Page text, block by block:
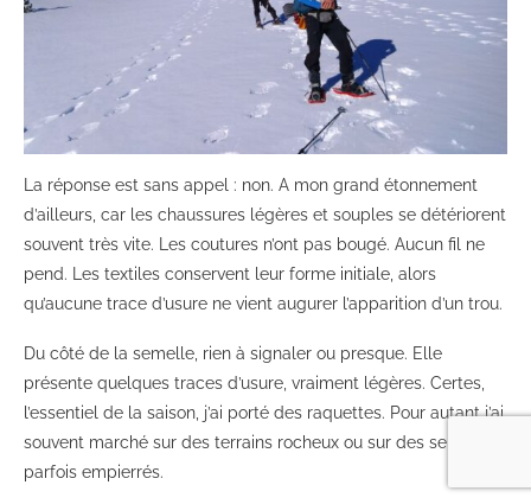
La réponse est sans appel : non. A mon grand étonnement
d’ailleurs, car les chaussures légères et souples se détériorent
souvent très vite. Les coutures n’ont pas bougé. Aucun fil ne
pend. Les textiles conservent leur forme initiale, alors
qu’aucune trace d’usure ne vient augurer l’apparition d’un trou.
Du côté de la semelle, rien à signaler ou presque. Elle
présente quelques traces d’usure, vraiment légères. Certes,
l’essentiel de la saison, j’ai porté des raquettes. Pour autant j’ai
souvent marché sur des terrains rocheux ou sur des sentiers
parfois empierrés.